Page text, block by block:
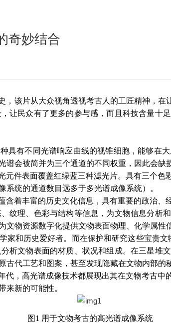
奇妙结合
，该片从大众视角透视考古人的工匠精神，
让民众有了更多的参与感，而且科技含量十
具有不同光谱响应曲线的视锥细胞，能够在
会被简并为三个通道的不同权重，因此会缺
元件表面覆盖红绿蓝三种滤光片。具有三个
统的通道数目远多于多光谱成像系统）。
着丰富的历史文化信息，具有重要的政治
纹理、色彩与结构等信息，为文物信息分析
物资源数字化提供文物表面物理、化学属性
家和历史爱好者。而在保护和研究这些宝贵
析文物表面的材质、状况和组成。在三星堆
代工艺和图案，甚至发现隐藏在文物内部的
，高光谱成像技术都展现出其在文物考古
来新的可能性。
图1 用于文物考古的高光谱成像系统